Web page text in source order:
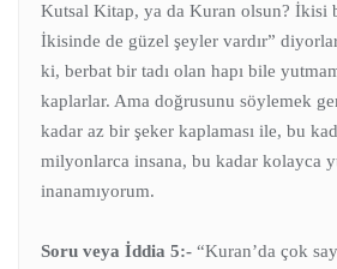
Kutsal Kitap, ya da Kuran olsun? İkisi
İkisinde de güzel şeyler vardır”
ki, berbat bir tadı olan hapı bile
kaplarlar. Ama doğrusunu söylemek
kadar az bir şeker kaplaması ile, bu
milyonlarca insana, bu kadar kolayca
inanamıyorum.
Soru veya İddia 5:- “Kuran’da çok